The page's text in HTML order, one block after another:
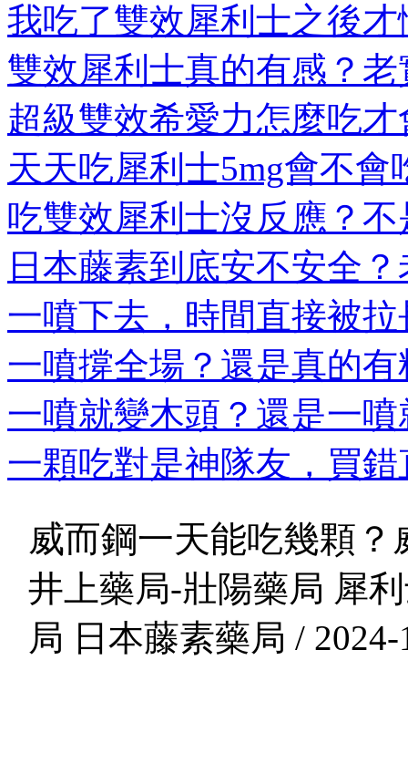
我吃了雙效犀利士之後
雙效犀利士真的有感？
超級雙效希愛力怎麼吃
天天吃犀利士5mg會不會
吃雙效犀利士沒反應？
日本藤素到底安不安全
一噴下去，時間直接被
一噴撐全場？還是真的
一噴就變木頭？還是一
一顆吃對是神隊友，買
威而鋼一天能吃幾顆
井上藥局-壯陽藥局 犀
局 日本藤素藥局 / 2024-